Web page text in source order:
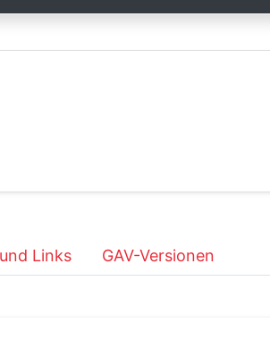
Links GAV-Versionen